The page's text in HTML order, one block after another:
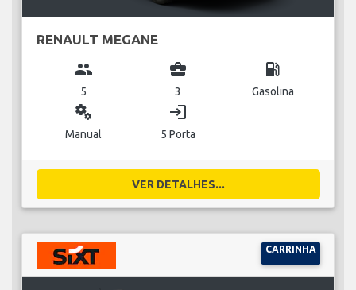
RENAULT MEGANE
group
5
business_center
3
local_gas_station
Gasolina
miscellaneous_services
Manual
login
5 Porta
VER DETALHES...
CARRINHA